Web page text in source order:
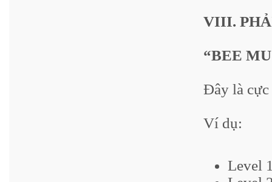
VIII.
“BEE
Đây là
Ví dụ:
Level